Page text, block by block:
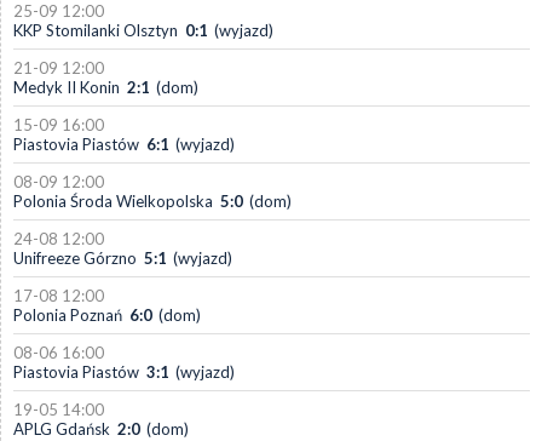
25-09 12:00
KKP Stomilanki Olsztyn 0:1 (wyjazd)
21-09 12:00
Medyk II Konin 2:1 (dom)
15-09 16:00
Piastovia Piastów 6:1 (wyjazd)
08-09 12:00
Polonia Środa Wielkopolska 5:0 (dom)
24-08 12:00
Unifreeze Górzno 5:1 (wyjazd)
17-08 12:00
Polonia Poznań 6:0 (dom)
08-06 16:00
Piastovia Piastów 3:1 (wyjazd)
19-05 14:00
APLG Gdańsk 2:0 (dom)